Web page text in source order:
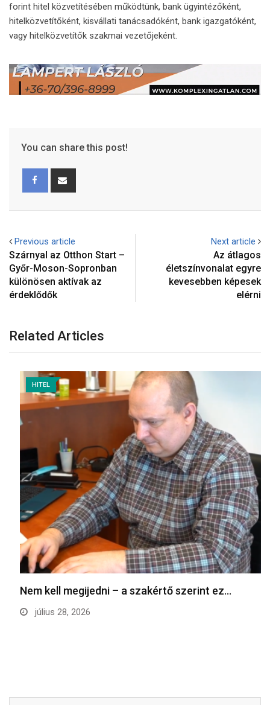
forint hitel közvetítésében működtünk, bank ügyintézőként,
hitelközvetítőként, kisvállati tanácsadóként, bank igazgatóként,
vagy hitelközvetítők szakmai vezetőjeként.
You can share this post!
Previous article
Szárnyal az Otthon Start –
Győr-Moson-Sopronban
különösen aktívak az
érdeklődők
Next article
Az átlagos
életszínvonalat egyre
kevesebben képesek
elérni
Related Articles
HITEL
Nem kell megijedni – a szakértő szerint ez…
július 28, 2026